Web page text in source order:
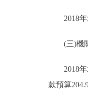
2018年
(三)機關
2018年北
款預算